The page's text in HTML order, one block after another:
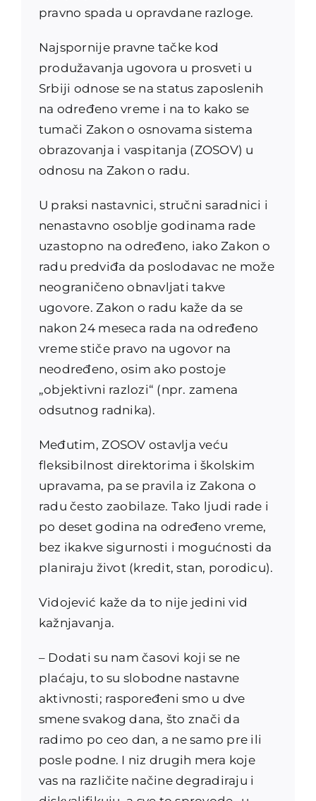
pravno spada u opravdane razloge.
Najspornije pravne tačke kod
produžavanja ugovora u prosveti u
Srbiji odnose se na status zaposlenih
na određeno vreme i na to kako se
tumači Zakon o osnovama sistema
obrazovanja i vaspitanja (ZOSOV) u
odnosu na Zakon o radu.
U praksi nastavnici, stručni saradnici i
nenastavno osoblje godinama rade
uzastopno na određeno, iako Zakon o
radu predviđa da poslodavac ne može
neograničeno obnavljati takve
ugovore. Zakon o radu kaže da se
nakon 24 meseca rada na određeno
vreme stiče pravo na ugovor na
neodređeno, osim ako postoje
„objektivni razlozi“ (npr. zamena
odsutnog radnika).
Međutim, ZOSOV ostavlja veću
fleksibilnost direktorima i školskim
upravama, pa se pravila iz Zakona o
radu često zaobilaze. Tako ljudi rade i
po deset godina na određeno vreme,
bez ikakve sigurnosti i mogućnosti da
planiraju život (kredit, stan, porodicu).
Vidojević kaže da to nije jedini vid
kažnjavanja.
– Dodati su nam časovi koji se ne
plaćaju, to su slobodne nastavne
aktivnosti; raspoređeni smo u dve
smene svakog dana, što znači da
radimo po ceo dan, a ne samo pre ili
posle podne. I niz drugih mera koje
vas na različite načine degradiraju i